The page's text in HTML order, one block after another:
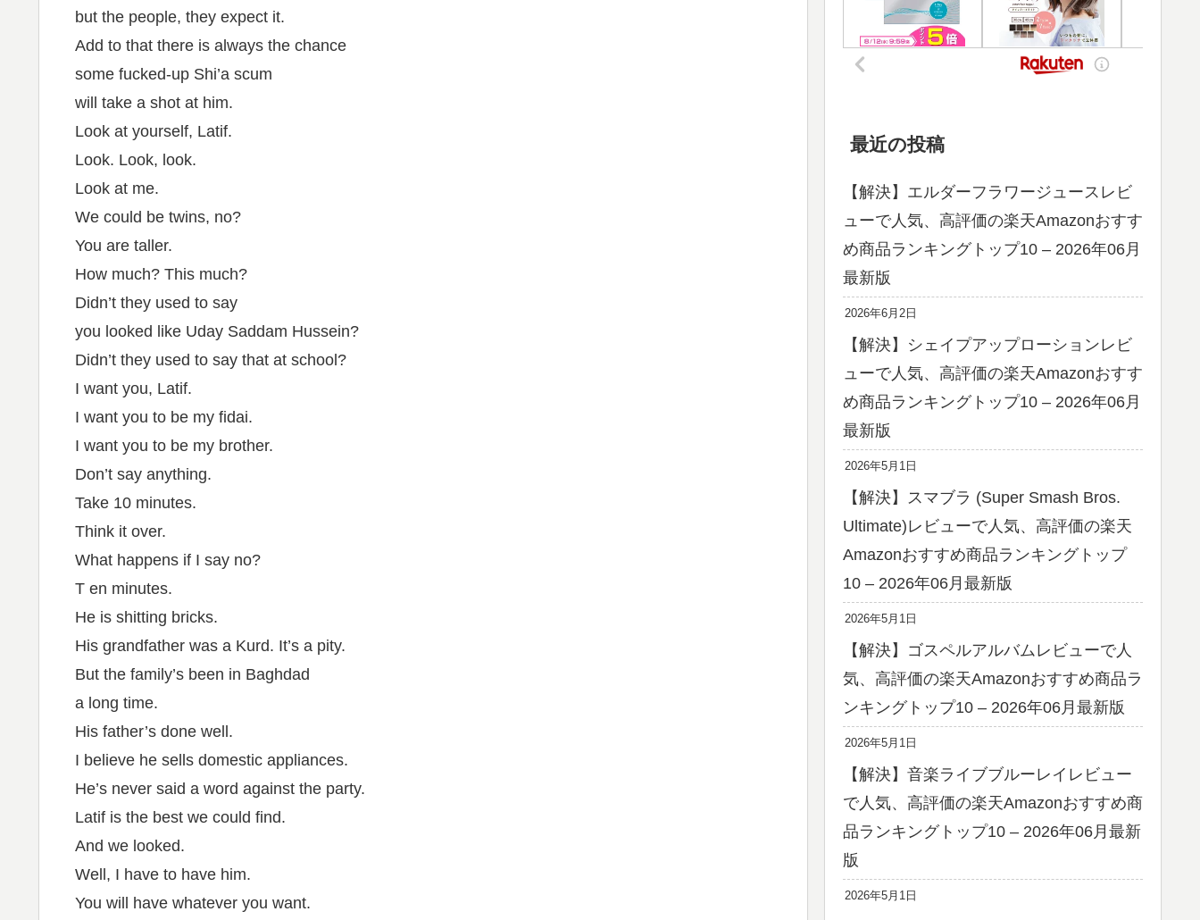
but the people, they expect it.
Add to that there is always the chance
some fucked-up Shi’a scum
will take a shot at him.
Look at yourself, Latif.
Look. Look, look.
Look at me.
We could be twins, no?
You are taller.
How much? This much?
Didn’t they used to say
you looked like Uday Saddam Hussein?
Didn’t they used to say that at school?
I want you, Latif.
I want you to be my fidai.
I want you to be my brother.
Don’t say anything.
Take 10 minutes.
Think it over.
What happens if I say no?
T en minutes.
He is shitting bricks.
His grandfather was a Kurd. It’s a pity.
But the family’s been in Baghdad
a long time.
His father’s done well.
I believe he sells domestic appliances.
He’s never said a word against the party.
Latif is the best we could find.
And we looked.
Well, I have to have him.
You will have whatever you want.
最近の投稿
【解決】エルダーフラワージュースレビ
ューで人気、高評価の楽天Amazonおすす
め商品ランキングトップ10 – 2026年06月
最新版
2026年6月2日
【解決】シェイプアップローションレビ
ューで人気、高評価の楽天Amazonおすす
め商品ランキングトップ10 – 2026年06月
最新版
2026年5月1日
【解決】スマブラ (Super Smash Bros.
Ultimate)レビューで人気、高評価の楽天
Amazonおすすめ商品ランキングトップ
10 – 2026年06月最新版
2026年5月1日
【解決】ゴスペルアルバムレビューで人
気、高評価の楽天Amazonおすすめ商品ラ
ンキングトップ10 – 2026年06月最新版
2026年5月1日
【解決】音楽ライブブルーレイレビュー
で人気、高評価の楽天Amazonおすすめ商
品ランキングトップ10 – 2026年06月最新
版
2026年5月1日